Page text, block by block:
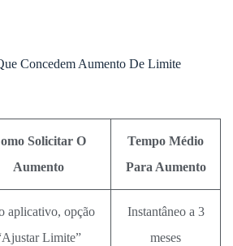
Concedem Aumento De Limite
Solicitar O
Aumento
Tempo Médio
Para Aumento
aplicativo, opção
Limite”
Instantâneo a 3
meses